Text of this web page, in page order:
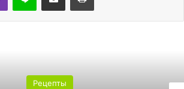
Рецепты